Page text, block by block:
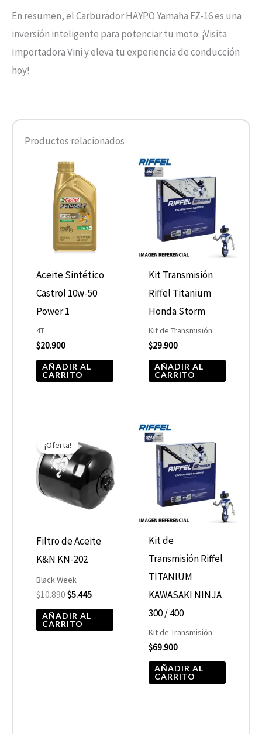
En resumen, el Carburador HAYPO Yamaha FZ-16 es una
inversión inteligente para potenciar tu moto. ¡Visita
Importadora Vini y eleva tu experiencia de conducción
hoy!
Productos relacionados
Aceite Sintético
Castrol 10w-50
Power 1
4T
$20.900
AÑADIR AL
CARRITO
Kit Transmisión
Riffel Titanium
Honda Storm
Kit de Transmisión
$29.900
AÑADIR AL
CARRITO
¡Oferta!
Filtro de Aceite
K&N KN-202
Black Week
$10.890
precio
original
era:
$10.890.
$5.445
actual
es:
$5.445.
AÑADIR AL
CARRITO
Kit de
Transmisión Riffel
TITANIUM
KAWASAKI NINJA
300 / 400
Kit de Transmisión
$69.900
AÑADIR AL
CARRITO